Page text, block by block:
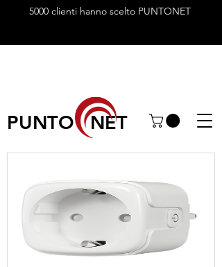
5000 clienti hanno scelto PUNTONET
PUNTO NET